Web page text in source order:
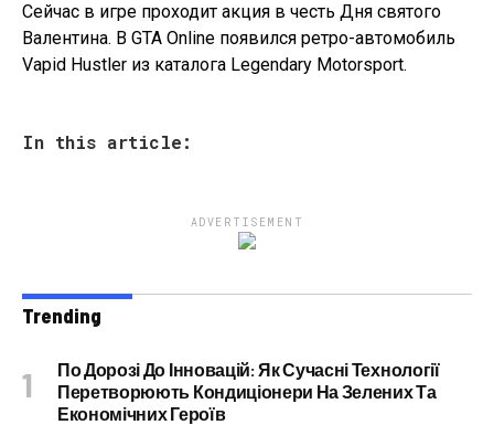
Сейчас в игре проходит акция в честь Дня святого
Валентина. В GTA Online появился ретро-автомобиль
Vapid Hustler из каталога Legendary Motorsport.
In this article:
ADVERTISEMENT
Trending
По Дорозі До Інновацій: Як Сучасні Технології
Перетворюють Кондиціонери На Зелених Та
Економічних Героїв